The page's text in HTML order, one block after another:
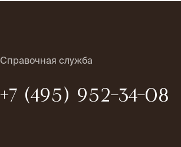
Справочная служба
+7 (495) 952-34-08